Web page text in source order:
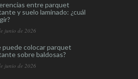
entre parquet
y suelo laminado: ¿cuál
junio de 2026
puede colocar parquet
sobre baldosas?
junio de 2026